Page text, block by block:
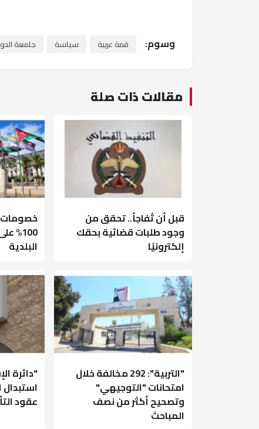
وسوم: قمة عربية سياسة جامعة
مقالات ذات صلة
قبل أن تُفاجأ.. تحقق من
وجود طلبات قضائية بحقك
إلكترونيًا
خصومات
البلدية
"التربية": 292 مخالفة خلال
امتحانات "التوجيهي"
وتصحيح أكثر من نصف
المباحث
"دائرة
استبدال
عقود